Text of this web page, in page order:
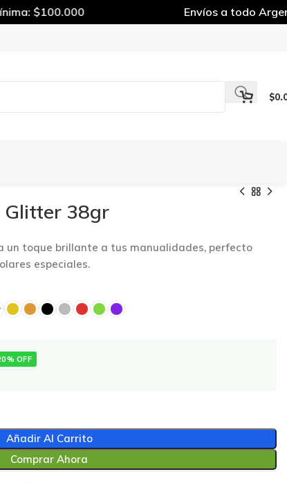
$
Glitter 38gr
un toque brillante a tus manualidades, perfecto
especiales.
OFF
Añadir Al Carrito
Comprar Ahora
$100.000 Envíos a todo